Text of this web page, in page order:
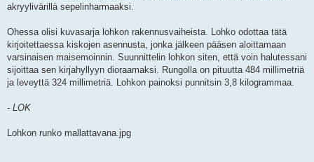
akryylivärillä sepelinharmaaksi.
Ohessa olisi kuvasarja lohkon rakennusvaiheista. Lohko odottaa tätä
kirjoitettaessa kiskojen asennusta, jonka jälkeen pääsen aloittamaan
varsinaisen maisemoinnin. Suunnittelin lohkon siten, että voin halutessani
sijoittaa sen kirjahyllyyn dioraamaksi. Rungolla on pituutta 484 millimetriä
ja leveyttä 324 millimetriä. Lohkon painoksi punnitsin 3,8 kilogrammaa.
- LOK
Lohkon runko mallattavana.jpg